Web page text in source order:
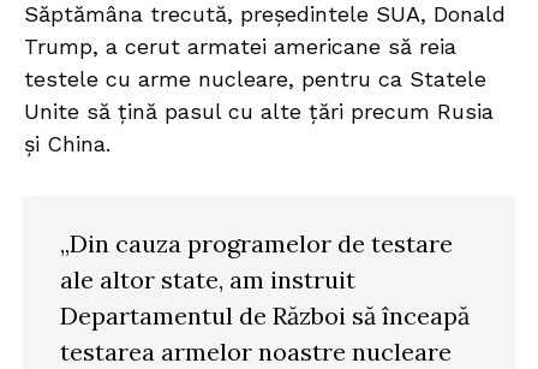
Săptămâna trecută, președintele SUA, Donald
Trump, a cerut armatei americane să reia
testele cu arme nucleare, pentru ca Statele
Unite să țină pasul cu alte țări precum Rusia
și China.
„Din cauza programelor de testare
ale altor state, am instruit
Departamentul de Război să înceapă
testarea armelor noastre nucleare